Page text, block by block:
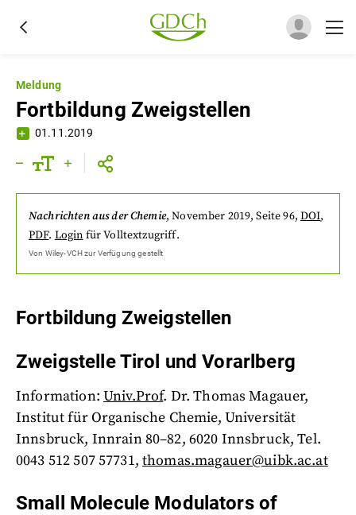
Meldung
Fortbildung Zweigstellen
01.11.2019
Nachrichten aus der Chemie,November 2019, Seite 96, DOI,
PDF. Login für Volltextzugriff.
Von Wiley-VCHzur Verfügung gestellt
Fortbildung Zweigstellen
Zweigstelle Tirol und Vorarlberg
Information: Univ.Prof. Dr. Thomas Magauer,
Institut für Organische Chemie, Universität
Innsbruck, Innrain 80–82, 6020 Innsbruck, Tel.
0043 512 507 57731,thomas.magauer@uibk.ac.at
Small Molecule Modulators of